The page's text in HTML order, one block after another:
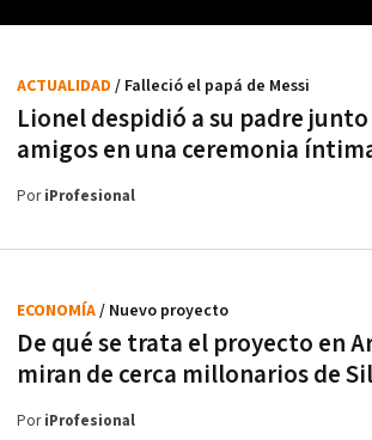
Lionel despidió a su padre
amigos en una ceremonia
ACTUALIDAD / Falleció el papá de Messi
PoriProfesional
De qué se trata el proyecto en
miran de cerca millonarios de
ECONOMÍA/ Nuevo proyecto
PoriProfesional